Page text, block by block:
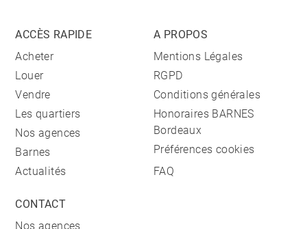
ACCÈS RAPIDE
Acheter
Louer
Vendre
Les quartiers
Nos agences
Barnes
Actualités
A PROPOS
Mentions Légales
RGPD
Conditions générales
Honoraires BARNES
Bordeaux
Préférences cookies
FAQ
CONTACT
Nos agences